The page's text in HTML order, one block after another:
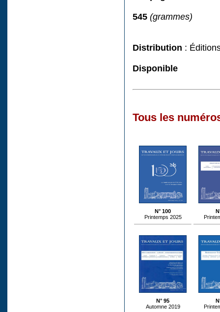
545 (grammes)
Distribution :
Disponible
Tous les
N° 100
Printemps 2025
N° 95
Automne 2019